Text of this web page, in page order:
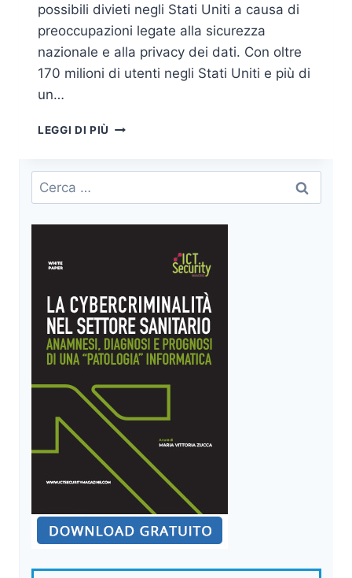
possibili divieti negli Stati Uniti a causa di
preoccupazioni legate alla sicurezza
nazionale e alla privacy dei dati. Con oltre
170 milioni di utenti negli Stati Uniti e più di
un…
LEGGI DI PIÙ
TIKTOK,
APPROFONDITA
Ricerca
per: